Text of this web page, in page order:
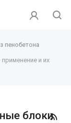
пенобетона
и их
блоки